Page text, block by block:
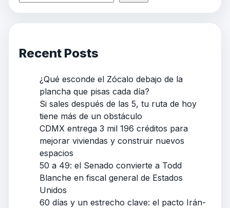
Recent Posts
¿Qué esconde el Zócalo debajo de la
plancha que pisas cada día?
Si sales después de las 5, tu ruta de hoy
tiene más de un obstáculo
CDMX entrega 3 mil 196 créditos para
mejorar viviendas y construir nuevos
espacios
50 a 49: el Senado convierte a Todd
Blanche en fiscal general de Estados
Unidos
60 días y un estrecho clave: el pacto Irán-